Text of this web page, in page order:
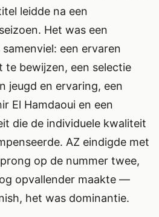
leidde na een
Het was een
een ervaren
te bewijzen, een selectie
jeugd en ervaring, een
El Hamdaoui en een
die de individuele kwaliteit
AZ eindigde met
op de nummer twee,
opvallender maakte —
het was dominantie.